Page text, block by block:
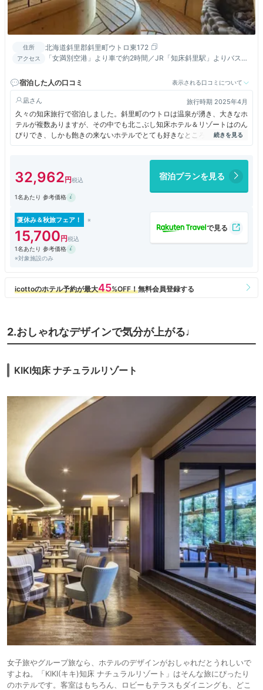
住所 北海道斜里郡斜里町ウトロ東172
アクセス
「女満別空港」より車で約2時間／JR「知床斜里駅」よりバスで
宿泊した人の口コミ
表示される口コミについて
凪 旅行時期 2025年4月
久々の知床旅行で宿泊しました。斜里町のウトロは温泉が湧き、大きなホ
テルが複数ありますが、その中でも北こぶし知床ホテル＆リゾートはのん
びりでき、しかも飽きの来ないホテルでとても好きなところです。ロビー
は広く、青く輝く流氷が飾られていました。土産屋も多く、何を買おうか
ができました。ついつい長風呂になります。食事もバイキングですが、サ
ケやホッケ、イクラなど知床の味覚を味わうことができました。
32,962 宿泊プランを見る
1名あたり 参考価格
夏休み＆秋旅フェア！
15,700
1名あたり 参考価格
※対象施設のみ
2.おしゃれなデザインで気分が上がる♩
KIKI知床 ナチュラルリゾート
女子旅やグループ旅なら、ホテルのデザインがおしゃれだとうれしいで
すよね。「KIKI(キキ)知床 ナチュラルリゾート」はそんな旅にぴったり
のホテルです。客室はもちろん、ロビーもテラスもダイニングも、どこ